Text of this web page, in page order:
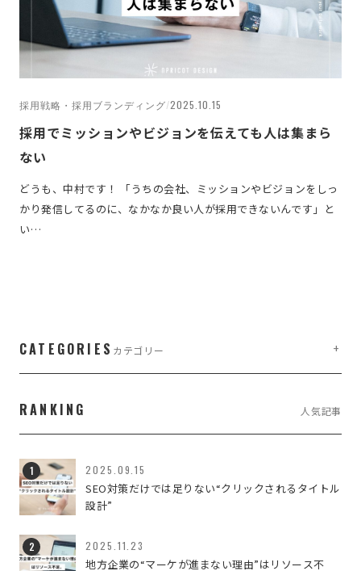
採用戦略・採用ブランディング/2025.10.15
採用でミッションやビジョンを伝えても人は集まら
ない
どうも、中村です！ 「うちの会社、ミッションやビジョンをしっ
かり発信してるのに、なかなか良い人が採用できないんです」と
い…
CATEGORIES カテゴリー
company,sb-work
LIFE WORK DESIGN
managementwork,branding
WEB・WEBブランディング
RANKING 人気記事
2025.09.15
SEO対策だけでは足りない“クリックされるタイトル
設計”
2025.11.23
地方企業の“マーケが進まない理由”はリソース不